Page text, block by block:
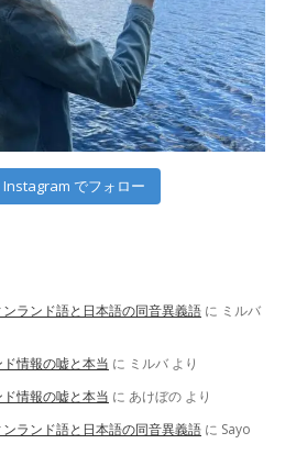
Instagram でフォロー
ランド語と日本語の同音異義語 に ミルバ
情報の嘘と本当 に ミルバ より
情報の嘘と本当 に あけぼの より
ランド語と日本語の同音異義語 に Sayo